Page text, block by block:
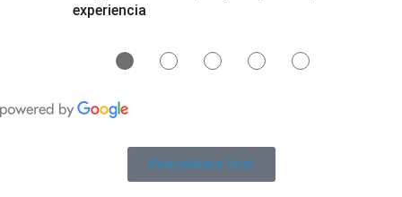
experiencia
● ● ● ● ●
Kontaktiere Uns!